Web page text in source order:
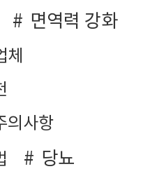
면역력 강화
체
의사항
당뇨